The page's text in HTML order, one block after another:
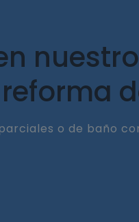
o de baño